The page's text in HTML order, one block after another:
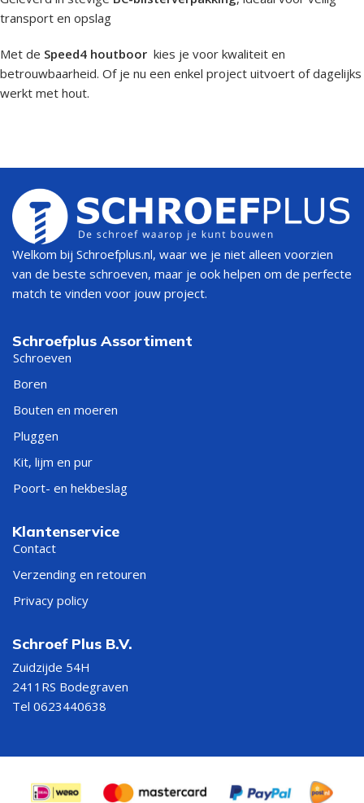
transport en opslag
Met de Speed4 houtboor kies je voor kwaliteit en
betrouwbaarheid. Of je nu een enkel project uitvoert of dagelijks
werkt met hout.
Welkom bij Schroefplus.nl, waar we je niet alleen voorzien
van de beste schroeven, maar je ook helpen om de perfecte
match te vinden voor jouw project.
Schroefplus Assortiment
Schroeven
Boren
Bouten en moeren
Pluggen
Kit, lijm en pur
Poort- en hekbeslag
Klantenservice
Contact
Verzending en retouren
Privacy policy
Schroef Plus B.V.
Zuidzijde 54H
2411RS Bodegraven
Tel 0623440638